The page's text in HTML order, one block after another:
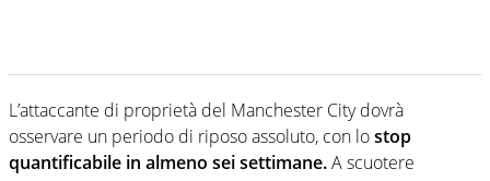
L’attaccante di proprietà del Manchester City dovrà
osservare un periodo di riposo assoluto, con lostop
quantificabile in almeno sei settimane.A scuotere